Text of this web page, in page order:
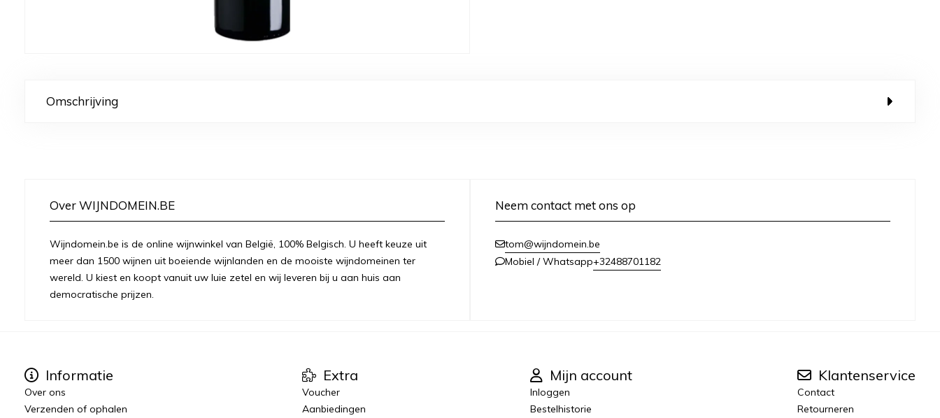
Omschrijving
Over WIJNDOMEIN.BE
Wijndomein.be is de online wijnwinkel van België, 100% Belgisch. U heeft keuze uit
meer dan 1500 wijnen uit boeiende wijnlanden en de mooiste wijndomeinen ter
wereld. U kiest en koopt vanuit uw luie zetel en wij leveren bij u aan huis aan
democratische prijzen.
Neem contact met ons op
tom@wijndomein.be
Mobiel / Whatsapp+32488701182
Informatie
Over ons
Verzenden of ophalen
Extra
Voucher
Aanbiedingen
Mijn account
Inloggen
Bestelhistorie
Klantenservice
Contact
Retourneren